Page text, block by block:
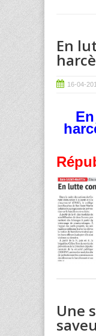
En
16-04-
Une